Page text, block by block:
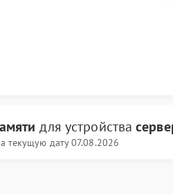
для устройства
текущую дату 07.08.2026